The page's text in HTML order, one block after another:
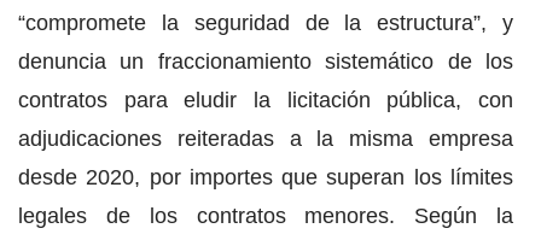
“compromete la seguridad de la estructura”, y
denuncia un fraccionamiento sistemático de los
contratos para eludir la licitación pública, con
adjudicaciones reiteradas a la misma empresa
desde 2020, por importes que superan los límites
legales de los contratos menores. Según la